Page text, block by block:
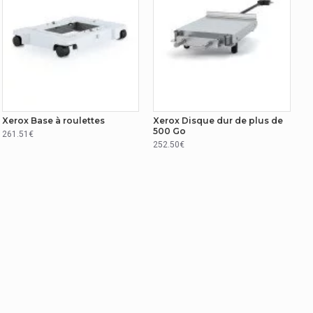
Xerox Base à roulettes
261.51€
Xerox Disque dur de plus de
500 Go
252.50€